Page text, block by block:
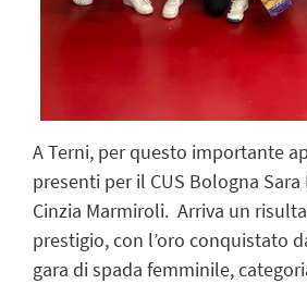
A Terni, per questo importante
presenti per il CUS Bologna
Cinzia Marmiroli. Arriva un
prestigio, con l’oro conquistato
gara di spada femminile,